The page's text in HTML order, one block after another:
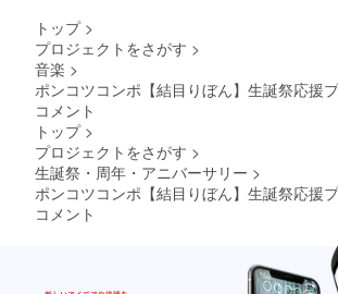
トップ >
プロジェクトをさがす >
音楽 >
ポンコツコンポ【結目りぼん】生誕祭応援
コメント
トップ >
プロジェクトをさがす >
生誕祭・周年・アニバーサリー >
ポンコツコンポ【結目りぼん】生誕祭応援
コメント